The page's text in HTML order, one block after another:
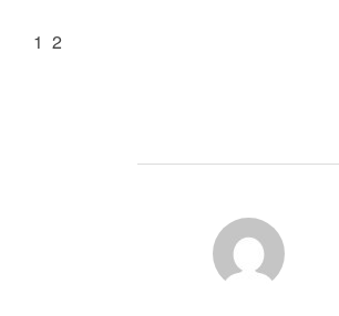
1 2
POST AUTHOR